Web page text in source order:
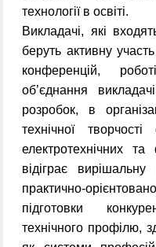
технології в освіті.
Викладачі, які
беруть активну
конференцій,
об’єднання
розробок, в
технічної
електротехнічних
відіграє
практично-
підготовки
технічного профілю,